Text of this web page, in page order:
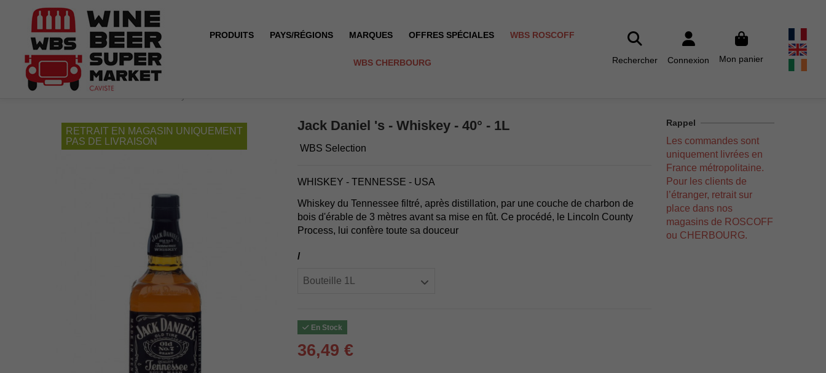
PRODUITS PAYS/RÉGIONS MARQUES OFFRES SPÉCIALES WBS ROSCOFF
WBS CHERBOURG Rechercher Connexion Mon panier
RETRAIT EN MAGASIN UNIQUEMENT
PAS DE LIVRAISON
Jack Daniel 's - Whiskey - 40° - 1L
WBS Selection
WHISKEY - TENNESSE - USA
Whiskey du Tennessee filtré, après distillation, par une couche de charbon de
bois d'érable de 3 mètres avant sa mise en fût. Ce procédé, le Lincoln County
Process, lui confère toute sa douceur
/
En Stock
36,49 €
Rappel
Les commandes sont
uniquement livrées en
France métropolitaine.
Pour les clients de
l’étranger, retrait sur
place dans nos
magasins de ROSCOFF
ou CHERBOURG.